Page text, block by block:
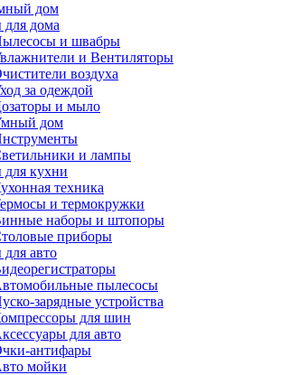
дом
для дома
и швабры
и Вентиляторы
воздуха
за одеждой
и мыло
дом
и лампы
для кухни
техника
и термокружки
наборы и штопоры
приборы
авто
пылесосы
зарядные устройства
для шин
для авто
антифары
мойки